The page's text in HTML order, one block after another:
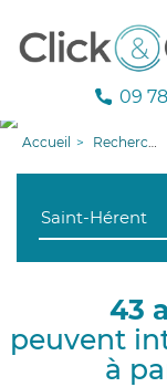
09
Accueil Recherche aide à domicile
43
peuvent
à